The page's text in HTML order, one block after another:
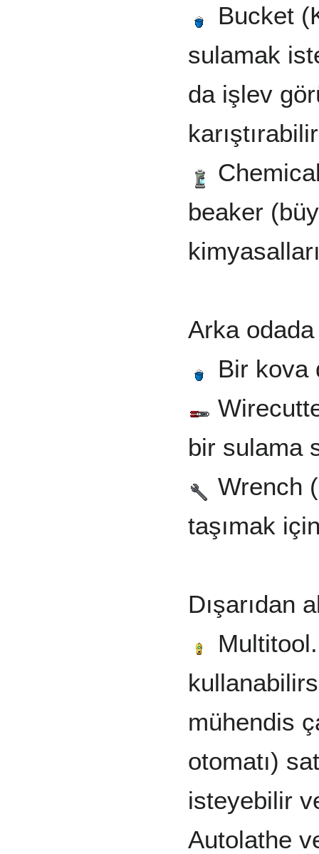
Bucket
sulamak
da işlev
beaker
Arka
Bir kova
bir sulama
Wrench
taşımak
Dışarıdan
mühendis
otomatı)
isteyebilir
Autolathe